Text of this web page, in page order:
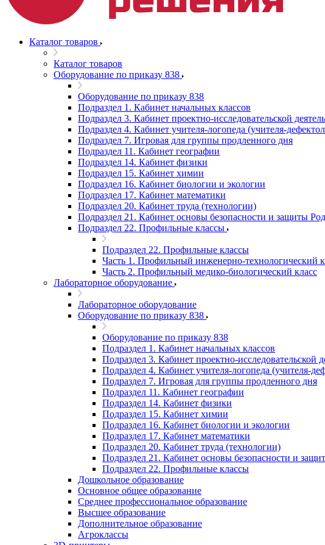
Каталог товаров
Каталог товаров
Оборудование по приказу 838
Оборудование по приказу 838
Подраздел 1. Кабинет начальных классов
Подраздел 3. Кабинет проектно-исследовательской
Подраздел 4. Кабинет учителя-логопеда (учителя-
Подраздел 7. Игровая для группы продленного дня
Подраздел 11. Кабинет географии
Подраздел 14. Кабинет физики
Подраздел 15. Кабинет химии
Подраздел 16. Кабинет биологии и экологии
Подраздел 17. Кабинет математики
Подраздел 20. Кабинет труда (технологии)
Подраздел 21. Кабинет основы безопасности и защиты
Подраздел 22. Профильные классы
Подраздел 22. Профильные классы
Часть 1. Профильный инженерно-технологический
Часть 2. Профильный медико-биологический класс
Лабораторное оборудование
Лабораторное оборудование
Оборудование по приказу 838
Оборудование по приказу 838
Подраздел 1. Кабинет начальных классов
Подраздел 3. Кабинет проектно-исследовательской
Подраздел 4. Кабинет учителя-логопеда (учителя-
Подраздел 7. Игровая для группы продленного дня
Подраздел 11. Кабинет географии
Подраздел 14. Кабинет физики
Подраздел 15. Кабинет химии
Подраздел 16. Кабинет биологии и экологии
Подраздел 17. Кабинет математики
Подраздел 20. Кабинет труда (технологии)
Подраздел 21. Кабинет основы безопасности и
Подраздел 22. Профильные классы
Дошкольное образование
Основное общее образование
Среднее профессиональное образование
Высшее образование
Дополнительное образование
Агроклассы